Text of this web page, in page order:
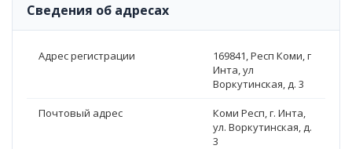
Сведения об адресах
Адрес регистрации
169841, Респ Коми, г
Инта, ул
Воркутинская, д. 3
Почтовый адрес
Коми Респ, г. Инта,
ул. Воркутинская, д.
3